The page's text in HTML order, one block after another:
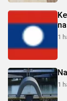
1
1